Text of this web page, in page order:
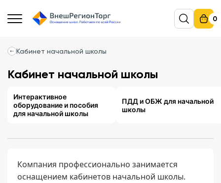
0
Кабинет начальной школы
Кабинет начальной школы
Интерактивное
оборудование и пособия
для начальной школы
ПДД и ОБЖ для начальной
школы
Компания профессионально занимается
оснащением кабинетов начальной школы.